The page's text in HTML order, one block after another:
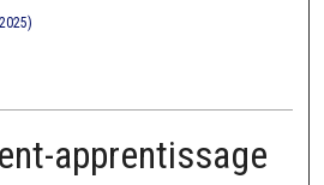
apprentissage